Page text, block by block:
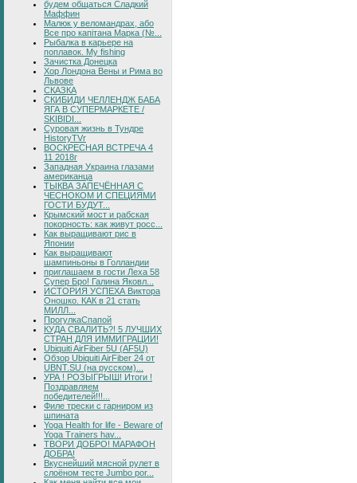
будем общаться Сладкий
Маффин
Малюк у веломандрах, або
Все про капітана Марка (№...
Рыбалка в карьере на
поплавок. My fishing
Зачистка Донецка
Хор Лондона Вены и Рима во
Львове
СКАЗКА
СКИБИДИ ЧЕЛЛЕНДЖ БАБА
ЯГА В СУПЕРМАРКЕТЕ /
SKIBIDI...
Суровая жизнь в Тундре
HistoryTVr
ВОСКРЕСНАЯ ВСТРЕЧА 4
11 2018г
Западная Украина глазами
американца
ТЫКВА ЗАПЕЧЁННАЯ С
ЧЕСНОКОМ И СПЕЦИЯМИ
ГОСТИ БУДУТ...
Крымский мост и рабская
покорность: как живут росс...
Как выращивают рис в
Японии
Как выращивают
шампиньоны в Голландии
приглашаем в гости Леха 58
Супер Бро! Галина Яковл...
ИСТОРИЯ УСПЕХА Виктора
Оношко. КАК в 21 стать
МИЛЛ...
ПрогулкаСпапой
КУДА СВАЛИТЬ?! 5 ЛУЧШИХ
СТРАН ДЛЯ ИММИГРАЦИИ!
Ubiquiti AirFiber 5U (AF5U)
Обзор Ubiquiti AirFiber 24 от
UBNT.SU (на русском)...
УРА ! РОЗЫГРЫШ! Итоги !
Поздравляем
победителей!!!...
Филе трески с гарниром из
шпината
Yoga Health for life - Beware of
Yoga Trainers hav...
ТВОРИ ДОБРО! МАРАФОН
ДОБРА!
Вкуснейший мясной рулет в
слоёном тесте Jumbo por...